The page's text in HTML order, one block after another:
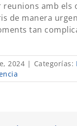
reunions amb els
de manera
tan
2024 | Categorías: